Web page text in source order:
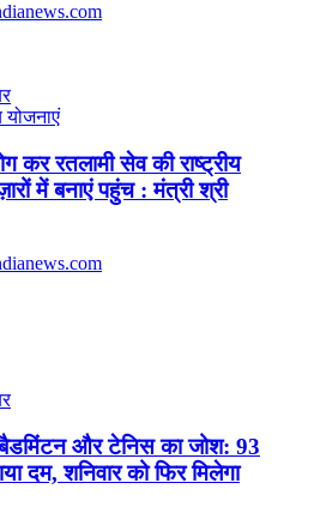
कर रतलामी सेव की राष्ट्रीय
में बनाएं पहुंच : मंत्री श्री
और टेनिस का जोश: 93
दम, शनिवार को फिर मिलेगा